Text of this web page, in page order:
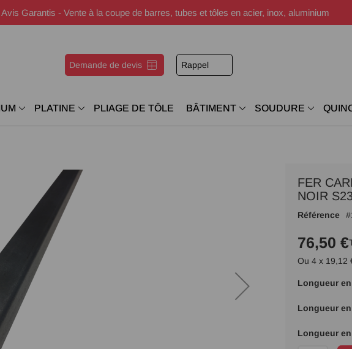
Garantis - Vente à la coupe de barres, tubes et tôles en acier, inox, aluminium
Demande de devis Rappel
PLATINE PLIAGE DE TÔLE BÂTIMENT SOUDURE
FER
NOIR
Référence
76,50 €
Ou 4 x 19,12
Longueur
Longueur
Longueur